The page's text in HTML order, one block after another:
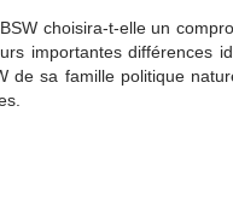
choisira-t-elle un
importantes différences
de sa famille politique